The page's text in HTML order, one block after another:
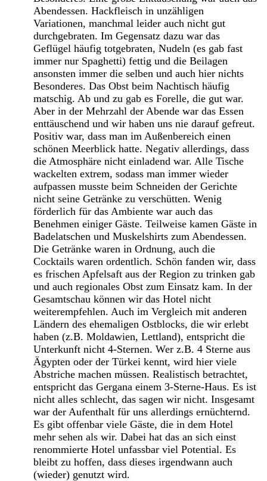
Abendessen. Hackfleisch in unzähligen
Variationen, manchmal leider auch nicht gut
durchgebraten. Im Gegensatz dazu war das
Geflügel häufig totgebraten, Nudeln (es gab fast
immer nur Spaghetti) fettig und die Beilagen
ansonsten immer die selben und auch hier nichts
Besonderes. Das Obst beim Nachtisch häufig
matschig. Ab und zu gab es Forelle, die gut war.
Aber in der Mehrzahl der Abende war das Essen
enttäuschend und wir haben uns nie darauf gefreut.
Positiv war, dass man im Außenbereich einen
schönen Meerblick hatte. Negativ allerdings, dass
die Atmosphäre nicht einladend war. Alle Tische
wackelten extrem, sodass man immer wieder
aufpassen musste beim Schneiden der Gerichte
nicht seine Getränke zu verschütten. Wenig
förderlich für das Ambiente war auch das
Benehmen einiger Gäste. Teilweise kamen Gäste in
Badelatschen und Muskelshirts zum Abendessen.
Die Getränke waren in Ordnung, auch die
Cocktails waren ordentlich. Schön fanden wir, dass
es frischen Apfelsaft aus der Region zu trinken gab
und auch regionales Obst zum Einsatz kam. In der
Gesamtschau können wir das Hotel nicht
weiterempfehlen. Auch im Vergleich mit anderen
Ländern des ehemaligen Ostblocks, die wir erlebt
haben (z.B. Moldawien, Lettland), entspricht die
Unterkunft nicht 4-Sternen. Wer z.B. 4 Sterne aus
Ägypten oder der Türkei kennt, wird hier viele
Abstriche machen müssen. Realistisch betrachtet,
entspricht das Gergana einem 3-Sterne-Haus. Es ist
nicht alles schlecht, das sagen wir nicht. Insgesamt
war der Aufenthalt für uns allerdings ernüchternd.
Es gibt offenbar viele Gäste, die in dem Hotel
mehr sehen als wir. Dabei hat das an sich einst
renommierte Hotel unfassbar viel Potential. Es
bleibt zu hoffen, dass dieses irgendwann auch
(wieder) genutzt wird.